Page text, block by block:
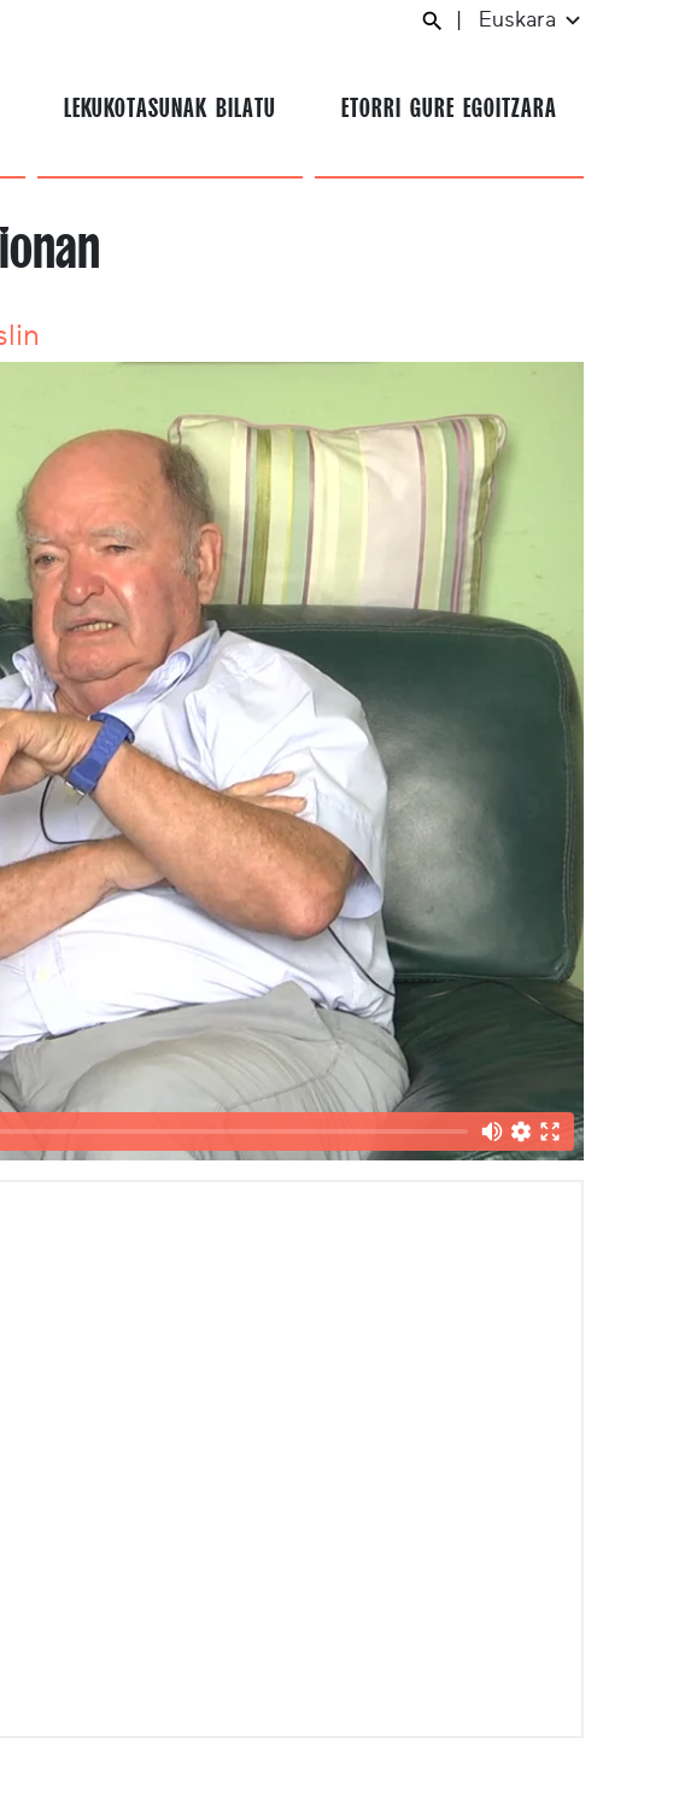
Euskara
LEKUKOTASUNAK BILATU ETORRI GURE EGOITZARA